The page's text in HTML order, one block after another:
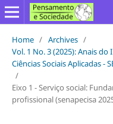
Home / Archives /
Vol. 1 No. 3 (2025): Anais
Ciências Sociais Aplicadas -
/
Eixo 1 - Serviço social:
profissional (senapecisa